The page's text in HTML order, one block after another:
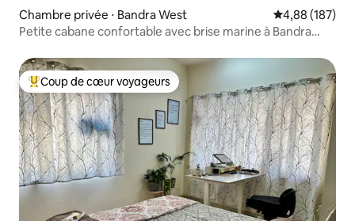
Chambre privée ⋅ Bandra West Évaluation
4,88 (187)
Petite cabane confortable avec brise marine à Bandra
Coups de cœur voyageurs les plus appréciés
Coup de cœur voyageurs